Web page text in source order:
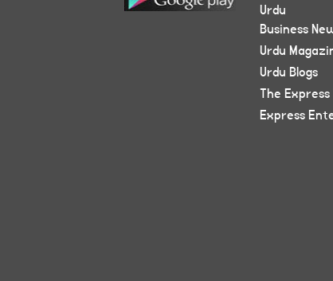
Urdu
Business
Urdu
Urdu Blogs
The
Express